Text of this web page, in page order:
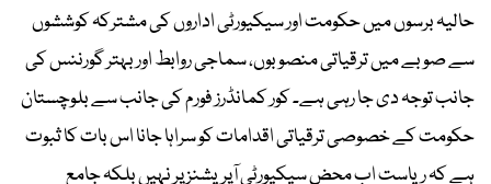
حالیہ برسوں میں حکومت اور سیکیورٹی اداروں کی مشترکہ کوششوں
سے صوبے میں ترقیاتی منصوبوں، سماجی روابط اور بہتر گورننس کی
جانب توجہ دی جا رہی ہے۔ کور کمانڈرز فورم کی جانب سے بلوچستان
حکومت کے خصوصی ترقیاتی اقدامات کو سراہا جانا اس بات کا ثبوت
ہے کہ ریاست اب محض سیکیورٹی آپریشنز پر نہیں بلکہ جامع